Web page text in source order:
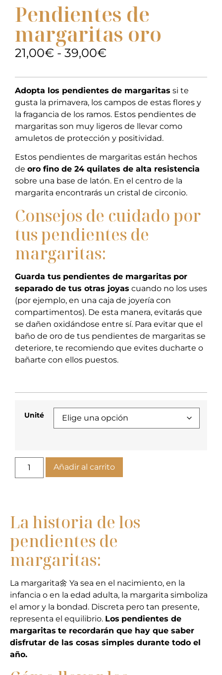
Pendientes de
margaritas oro
21,00€ - 39,00€
Adopta los pendientes de margaritas si te
gusta la primavera, los campos de estas flores y
la fragancia de los ramos. Estos pendientes de
margaritas son muy ligeros de llevar como
amuletos de protección y positividad.
Estos pendientes de margaritas están hechos
de oro fino de 24 quilates de alta resistencia
sobre una base de latón. En el centro de la
margarita encontrarás un cristal de circonio.
Consejos de cuidado por
tus pendientes de
margaritas:
Guarda tus pendientes de margaritas por
separado de tus otras joyas cuando no los uses
(por ejemplo, en una caja de joyería con
compartimentos). De esta manera, evitarás que
se dañen oxidándose entre sí. Para evitar que el
baño de oro de tus pendientes de margaritas se
deteriore, te recomiendo que evites ducharte o
bañarte con ellos puestos.
Unité
Añadir al carrito
La historia de los
pendientes de
margaritas:
La margarita🌼 Ya sea en el nacimiento, en la
infancia o en la edad adulta, la margarita simboliza
el amor y la bondad. Discreta pero tan presente,
representa el equilibrio. Los pendientes de
margaritas te recordarán que hay que saber
disfrutar de las cosas simples durante todo el
año.